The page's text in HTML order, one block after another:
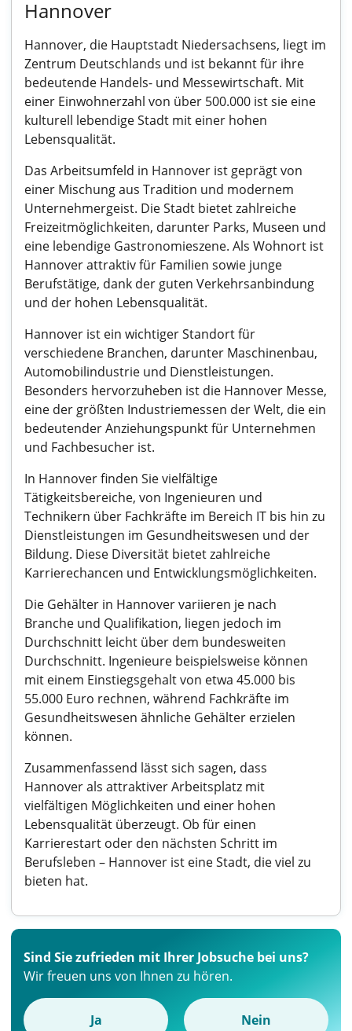
Hannover
Hannover, die Hauptstadt Niedersachsens, liegt im
Zentrum Deutschlands und ist bekannt für ihre
bedeutende Handels- und Messewirtschaft. Mit
einer Einwohnerzahl von über 500.000 ist sie eine
kulturell lebendige Stadt mit einer hohen
Lebensqualität.
Das Arbeitsumfeld in Hannover ist geprägt von
einer Mischung aus Tradition und modernem
Unternehmergeist. Die Stadt bietet zahlreiche
Freizeitmöglichkeiten, darunter Parks, Museen und
eine lebendige Gastronomieszene. Als Wohnort ist
Hannover attraktiv für Familien sowie junge
Berufstätige, dank der guten Verkehrsanbindung
und der hohen Lebensqualität.
Hannover ist ein wichtiger Standort für
verschiedene Branchen, darunter Maschinenbau,
Automobilindustrie und Dienstleistungen.
Besonders hervorzuheben ist die Hannover Messe,
eine der größten Industriemessen der Welt, die ein
bedeutender Anziehungspunkt für Unternehmen
und Fachbesucher ist.
In Hannover finden Sie vielfältige
Tätigkeitsbereiche, von Ingenieuren und
Technikern über Fachkräfte im Bereich IT bis hin zu
Dienstleistungen im Gesundheitswesen und der
Bildung. Diese Diversität bietet zahlreiche
Karrierechancen und Entwicklungsmöglichkeiten.
Die Gehälter in Hannover variieren je nach
Branche und Qualifikation, liegen jedoch im
Durchschnitt leicht über dem bundesweiten
Durchschnitt. Ingenieure beispielsweise können
mit einem Einstiegsgehalt von etwa 45.000 bis
55.000 Euro rechnen, während Fachkräfte im
Gesundheitswesen ähnliche Gehälter erzielen
können.
Zusammenfassend lässt sich sagen, dass
Hannover als attraktiver Arbeitsplatz mit
vielfältigen Möglichkeiten und einer hohen
Lebensqualität überzeugt. Ob für einen
Karrierestart oder den nächsten Schritt im
Berufsleben – Hannover ist eine Stadt, die viel zu
bieten hat.
Sind Sie zufrieden mit Ihrer Jobsuche bei uns?
Wir freuen uns von Ihnen zu hören.
Ja Nein